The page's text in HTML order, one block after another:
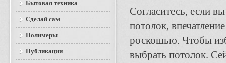
Согласитесь, если
потолок,
роскошью. Чтобы
выбрать потолок.
Бытовая техника
Сделай сам
Полимеры
Публикации